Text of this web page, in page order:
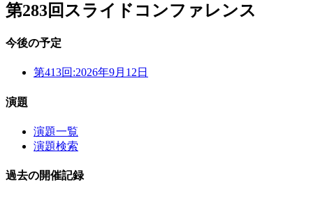
第283回スライドコンファレンス
今後の予定
第413回:2026年9月12日
演題
演題一覧
演題検索
過去の開催記録